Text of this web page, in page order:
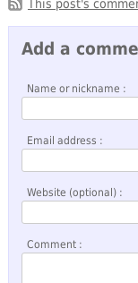
This post's
Add a
Name or nickname :
Email address :
Website (optional) :
Comment :